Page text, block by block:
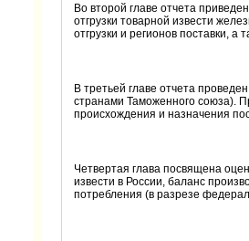
Во второй главе отчета
отгрузки товарной извести
отгрузки и регионов поставки,
В третьей главе отчета
странами Таможенного союза).
происхождения и назначения
Четвертая глава посвящена
извести в России, баланс
потребления (в разрезе